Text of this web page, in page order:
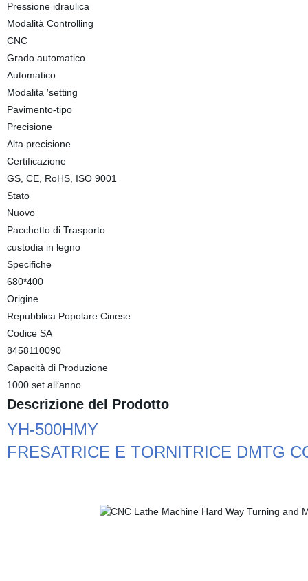
Pressione idraulica
Modalità Controlling
CNC
Grado automatico
Automatico
Modalita ′setting
Pavimento-tipo
Precisione
Alta precisione
Certificazione
GS, CE, RoHS, ISO 9001
Stato
Nuovo
Pacchetto di Trasporto
custodia in legno
Specifiche
680*400
Origine
Repubblica Popolare Cinese
Codice SA
8458110090
Capacità di Produzione
1000 set all′anno
Descrizione del Prodotto
YH-500HMY
FRESATRICE E TORNITRICE DMTG